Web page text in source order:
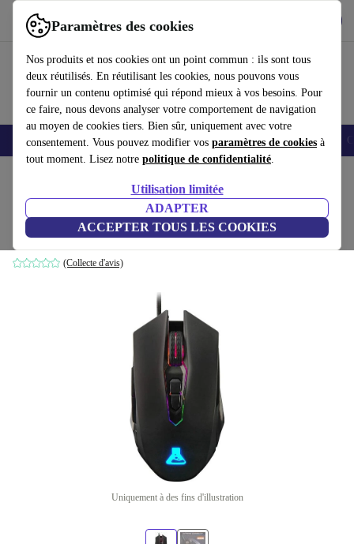
Paramètres des cookies
Nos produits et nos cookies ont un point commun : ils sont tous
deux réutilisés. En réutilisant les cookies, nous pouvons vous
fournir un contenu optimisé qui répond mieux à vos besoins. Pour
ce faire, nous devons analyser votre comportement de navigation
au moyen de cookies tiers. Bien sûr, uniquement avec votre
consentement. Vous pouvez modifier vos paramètres de cookies à
tout moment. Lisez notre politique de confidentialité.
Utilisation limitée
ADAPTER
ACCEPTER TOUS LES COOKIES
Utilisez refurbed rapidement et facilement
Smartphones Laptops Tablettes Montres connectées Accessoires
The G-Lab Kult Radium Souris Gaming
Noir
(Collecte d'avis)
Uniquement à des fins d'illustration